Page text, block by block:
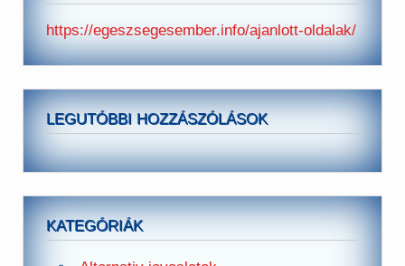
https://egeszsegesember.info/ajanlott-oldalak/
LEGUTÓBBI HOZZÁSZÓLÁSOK
KATEGÓRIÁK